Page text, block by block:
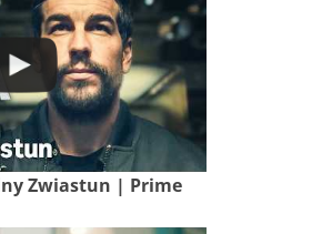
Zwiastun | Prime